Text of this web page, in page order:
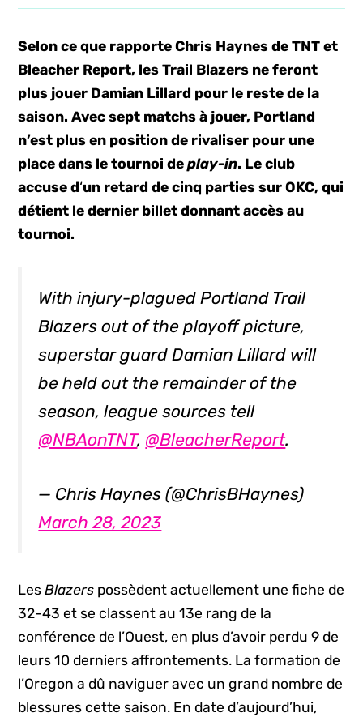
Selon ce que rapporte Chris Haynes de TNT et
Bleacher Report, les Trail Blazers ne feront
plus jouer Damian Lillard pour le reste de la
saison. Avec sept matchs à jouer, Portland
n’est plus en position de rivaliser pour une
place dans le tournoi deplay-in. Le club
accuse d‘un retard de cinq parties sur OKC, qui
détient le dernier billet donnant accès au
tournoi.
With injury-plagued Portland Trail
Blazers out of the playoff picture,
superstar guard Damian Lillard will
be held out the remainder of the
season, league sources tell
@NBAonTNT, @BleacherReport.
— Chris Haynes (@ChrisBHaynes)
March 28, 2023
LesBlazers possèdent actuellement une fiche de
32-43 et se classent au 13e rang de la
conférence de l’Ouest, en plus d’avoir perdu 9 de
leurs 10 derniers affrontements. La formation de
l’Oregon a dû naviguer avec un grand nombre de
blessures cette saison. En date d’aujourd’hui,